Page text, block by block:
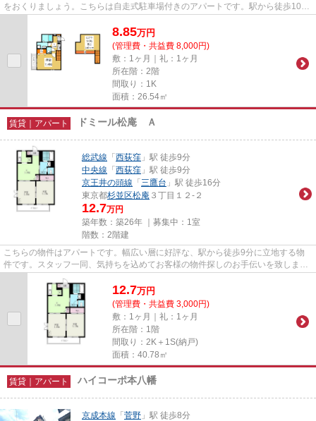
をおくりましょう。こちらは自走式駐車場付きのアパートです。駅から徒歩10分
8.85万円
(管理費・共益費 8,000円)
敷：1ヶ月｜礼：1ヶ月
所在階：2階
間取り：1K
面積：26.54㎡
賃貸｜アパート ドミール松庵 Ａ
総武線 「 西荻窪 」駅 徒歩9分
中央線 「 西荻窪 」駅 徒歩9分
京王井の頭線 「 三鷹台 」駅 徒歩16分
東京都杉並区松庵 ３丁目１２-２
12.7万円
築年数：築26年 ｜募集中： 1室
階数：2階建
こちらの物件はアパートです。幅広い層に好評な、駅から徒歩9分に立地する物
件です。スタッフ一同、気持ちを込めてお客様の物件探しのお手伝いを致しま
す。賃貸情報のことなら、豊富な...
12.7万円
(管理費・共益費 3,000円)
敷：1ヶ月｜礼：1ヶ月
所在階：1階
間取り：2K＋1S(納戸)
面積：40.78㎡
賃貸｜アパート ハイコーポ本八幡
京成本線 「 菅野 」駅 徒歩8分